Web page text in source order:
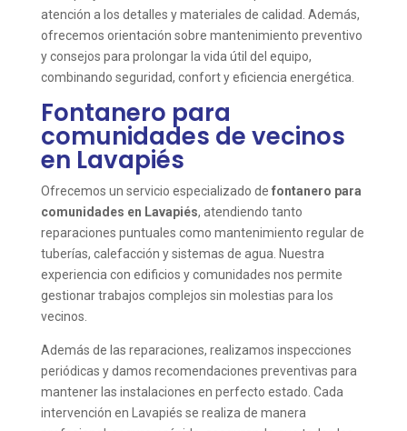
atención a los detalles y materiales de calidad. Además,
ofrecemos orientación sobre mantenimiento preventivo
y consejos para prolongar la vida útil del equipo,
combinando seguridad, confort y eficiencia energética.
Fontanero para
comunidades de vecinos
en Lavapiés
Ofrecemos un servicio especializado de fontanero para
comunidades en Lavapiés, atendiendo tanto
reparaciones puntuales como mantenimiento regular de
tuberías, calefacción y sistemas de agua. Nuestra
experiencia con edificios y comunidades nos permite
gestionar trabajos complejos sin molestias para los
vecinos.
Además de las reparaciones, realizamos inspecciones
periódicas y damos recomendaciones preventivas para
mantener las instalaciones en perfecto estado. Cada
intervención en Lavapiés se realiza de manera